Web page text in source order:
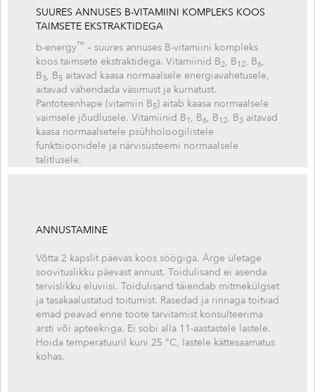
SUURES ANNUSES B-VITAMIINI KOMPLEKS KOOS
TAIMSETE EKSTRAKTIDEGA
b-energy™ – suures annuses B-vitamiini kompleks
koos taimsete ekstraktidega. Vitamiinid B2, B12, B6,
B3, B5 aitavad kaasa normaalsele energiavahetusele,
aitavad vähendada väsimust ja kurnatust.
Pantoteenhape (vitamiin B5) aitab kaasa normaalsele
vaimsele jõudlusele. Vitamiinid B1 , B6, B12, B3 aitavad
kaasa normaalsetele psühholoogilistele
funktsioonidele ja närvisüsteemi normaalsele
talitlusele.
ANNUSTAMINE
Võtta 2 kapslit päevas koos söögiga. Ärge ületage
soovituslikku päevast annust. Toidulisand ei asenda
tervislikku eluviisi. Toidulisand täiendab mitmekülgset
ja tasakaalustatud toitumist. Rasedad ja rinnaga toitvad
emad peavad enne toote tarvitamist konsulteerima
arsti või apteekriga. Ei sobi alla 11-aastastele lastele.
Hoida temperatuuril kuni 25 °C, lastele kättesaamatus
kohas.